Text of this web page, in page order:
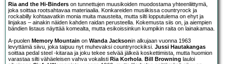
Ria and the Hi-Binders on tunnettujen muusikoiden muodostama yhteenliittymä,
joka soittaa rootsahtavaa materiaalia. Konkareiden musiikissa countryrock ja
rockabilly kohtaavatkin monia muita mausteita, mutta silti lopputulema on ehyt ja
linjakas – ainakin näiden kahden raidan perusteella. Kokemusta siis on, ja aiempien
bändien listaus näyttää komealta, mutta esikoissinkun kumpikin raita on lainakamaa.
A-puolen Memory Mountain on Wanda Jacksonin alkujaan vuonna 1963
levyttämä siivu, joka taipuu nyt muhevaksi countryrockiksi. Jussi Hautakangas
soittaa pedal steel -kitaraa ja joku tekee selvää jälkeä koskettimista, mutta huomion
varastaa silti vähäeleisen vahva vokalisti Ria Korhola Bill Browning lauloi